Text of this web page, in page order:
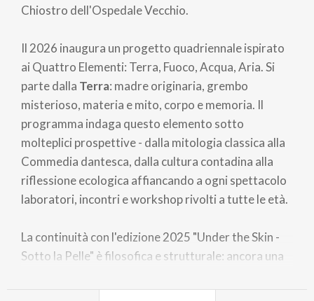
Chiostro dell'Ospedale Vecchio.
Il 2026 inaugura un progetto quadriennale ispirato
ai Quattro Elementi: Terra, Fuoco, Acqua, Aria. Si
parte dalla Terra: madre originaria, grembo
misterioso, materia e mito, corpo e memoria. Il
programma indaga questo elemento sotto
molteplici prospettive - dalla mitologia classica alla
Commedia dantesca, dalla cultura contadina alla
riflessione ecologica affiancando a ogni spettacolo
laboratori, incontri e workshop rivolti a tutte le età.
La continuità con l'edizione 2025 "Under the Skin -
Sotto la Pelle" è filosofica e strutturale: ancora una
sostiene, che custodisce vita e verità. Ma ora lo